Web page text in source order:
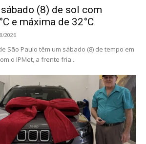
(8) de sol com
e máxima de 32°C
2026
São Paulo têm um sábado (8) de tempo em
o IPMet, a frente fria...